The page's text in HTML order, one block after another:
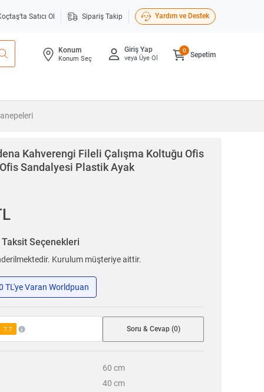
Satıcı Ol Sipariş Takip Yardım ve Destek
Konum
Konum Seç
Giriş Yap
veya Üye Ol Sepetim
0
Kahverengi Fileli Çalışma Koltuğu Ofis
Sandalyesi Plastik Ayak
Taksit Seçenekleri
Kurulum müşteriye aittir.
TL'ye Varan Worldpuan
7.7 Soru & Cevap (0)
60 cm
40 cm